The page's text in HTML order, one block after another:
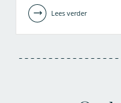
Lees verder